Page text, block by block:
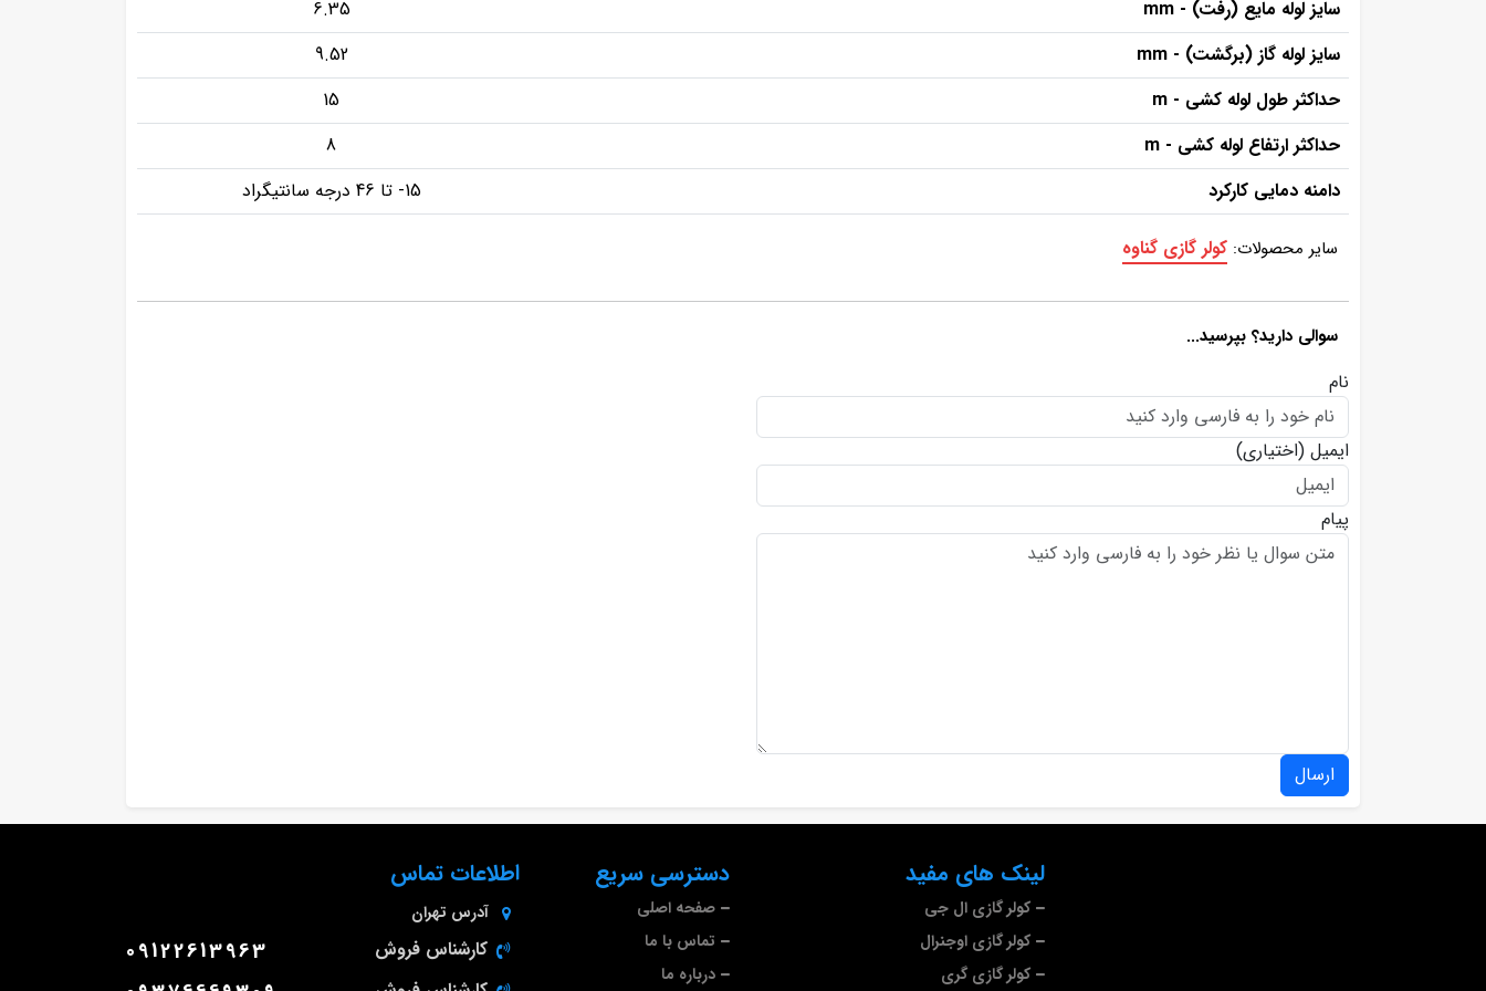
سایز لوله مایع (رفت) - mm
6.35
سایز لوله گاز (برگشت) - mm
9.52
حداکثر طول لوله کشی - m
15
حداکثر ارتفاع لوله کشی - m
8
دامنه دمایی کارکرد
15- تا 46 درجه سانتیگراد
سایر محصولات: کولر گازی گناوه
سوالی دارید؟ بپرسید...
نام
ایمیل (اختیاری)
پیام
ارسال
لینک های مفید
کولر گازی ال جی
کولر گازی اوجنرال
کولر گازی گری
دسترسی سریع
صفحه اصلی
تماس با ما
درباره ما
اطلاعات تماس
آدرس تهران
کارشناس فروش 09122613963